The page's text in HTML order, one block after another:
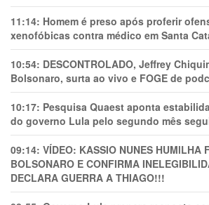
11:14: Homem é preso após proferir
xenofóbicas contra médico em Santa
10:54: DESCONTROLADO, Jeffrey
Bolsonaro, surta ao vivo e FOGE de
10:17: Pesquisa Quaest aponta
do governo Lula pelo segundo mês
09:14: VÍDEO: KASSIO NUNES HUMlLHA
BOLSONARO E CONFIRMA
DECLARA GUERRA A THIAGO!!!